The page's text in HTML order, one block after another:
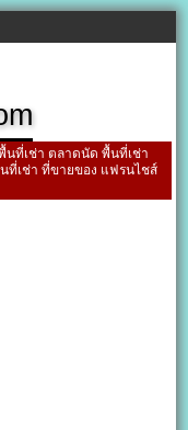
นที่เช่า ตลาดนัด พื้นที่เช่า
ที่เช่า ที่ขายของ แฟรนไชส์